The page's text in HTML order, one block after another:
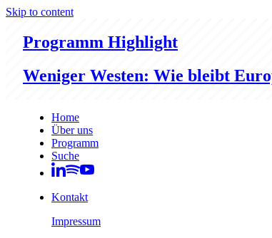
Skip to content
Programm Highlight
Weniger Westen: Wie bleibt
Home
Über uns
Programm
Suche
Kontakt
Impressum